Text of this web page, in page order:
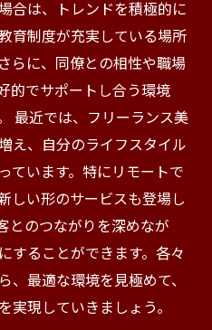
合は、トレンドを積極的に
育制度が充実している場所
らに、同僚との相性や職場
的でサポートし合う環境
最近では、フリーランス美
え、自分のライフスタイル
ています。特にリモートで
しい形のサービスも登場し
とのつながりを深めなが
することができます。各々
、最適な環境を見極めて、
実現していきましょう。